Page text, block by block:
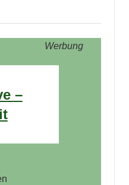
Werbung
–